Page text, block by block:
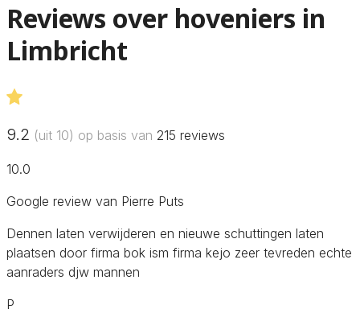
Reviews over hoveniers in
Limbricht
9.2 (uit 10) op basis van 215 reviews
10.0
Google review van Pierre Puts
Dennen laten verwijderen en nieuwe schuttingen laten
plaatsen door firma bok ism firma kejo zeer tevreden echte
aanraders djw mannen
P